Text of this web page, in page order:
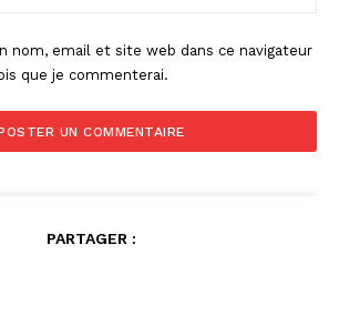
nom, email et site web dans ce navigateur
que je commenterai.
PARTAGER :